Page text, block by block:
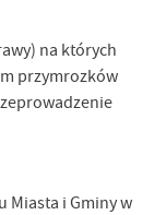
na których
przymrozków
Miasta i Gminy w